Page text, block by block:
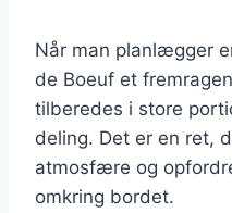
Når man planlægger
de Boeuf et
tilberedes i store
deling. Det er en ret,
atmosfære og
omkring bordet.